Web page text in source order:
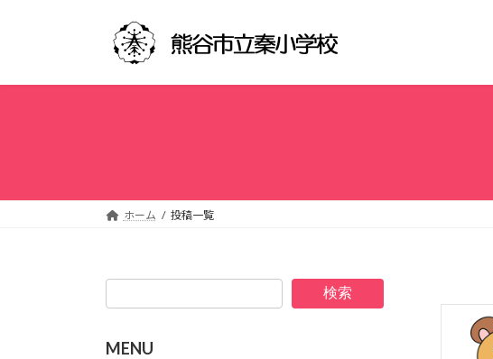
プ
動
ホーム 投稿一覧
検索
MENU